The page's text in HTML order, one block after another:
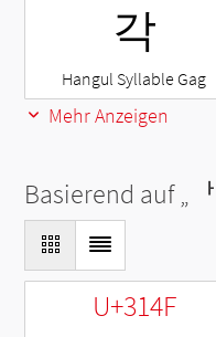
각
Hangul Syllable Gag
Mehr Anzeigen
Basierend auf „ ᅡ
U+314F